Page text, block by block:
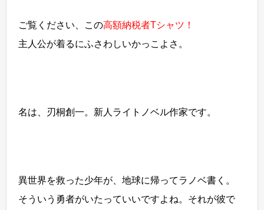
ご覧ください、この高額納税者Tシャツ！
主人公が着るにふさわしいかっこよさ。
名は、刃桐創一。新人ライトノベル作家です。
異世界を救った少年が、地球に帰ってラノベ書く。
そういう勇者がいたっていいですよね。それが彼で